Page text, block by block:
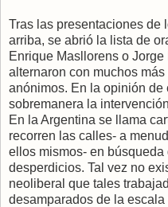
Tras las presentaciones de
arriba, se abrió la lista de
Enrique Masllorens o
alternaron con muchos
anónimos. En la opinión de
sobremanera la
En la Argentina se llama
recorren las calles- a
ellos mismos- en
desperdicios. Tal vez no
neoliberal que tales
desamparados de la